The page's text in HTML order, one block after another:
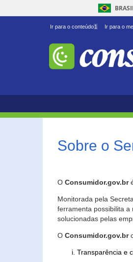
Ir para o conteúdo1 Ir para o
Sobre o
O Consumidor.gov.br
Monitorada pela
ferramenta possibilita a
solucionadas pelas
O Consumidor.gov.br
Transparência e